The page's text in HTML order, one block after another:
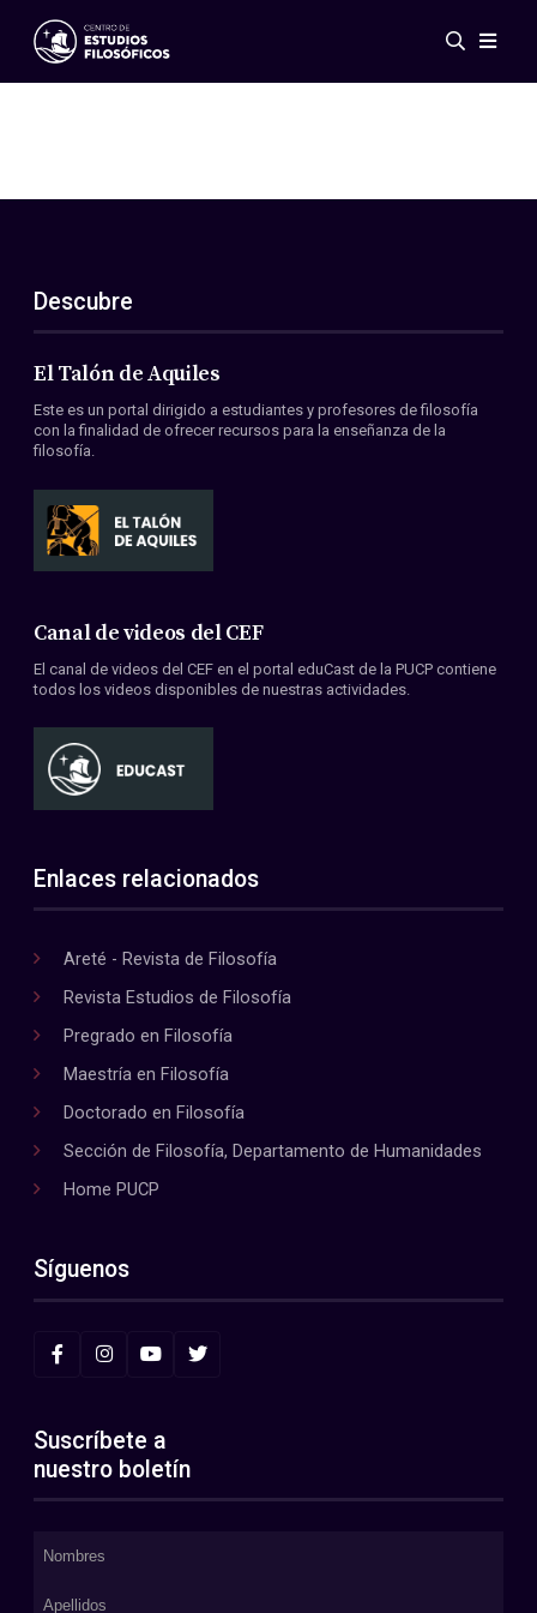
Eventos
ES
EN
Acerca de nosotros
Miembros
Convenios
Descubre
El Talón de Aquiles
Este es un portal dirigido a estudiantes y profesores de filosofía
con la finalidad de ofrecer recursos para la enseñanza de la
filosofía.
Canal de videos del CEF
El canal de videos del CEF en el portal eduCast de la PUCP contiene
todos los videos disponibles de nuestras actividades.
Enlaces relacionados
Areté - Revista de Filosofía
Revista Estudios de Filosofía
Pregrado en Filosofía
Maestría en Filosofía
Doctorado en Filosofía
Sección de Filosofía, Departamento de Humanidades
Home PUCP
Síguenos
Suscríbete a
nuestro boletín